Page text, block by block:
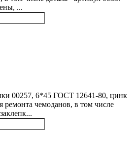
...
00257, 6*45 ГОСТ 12641-80, цинк
ремонта чемоданов, в том числе